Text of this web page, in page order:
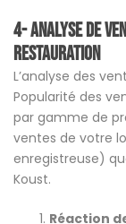
4- Analyse de
restauration
L’analyse des
Popularité des
par gamme de
ventes de votre
enregistreuse)
Koust.
Réaction